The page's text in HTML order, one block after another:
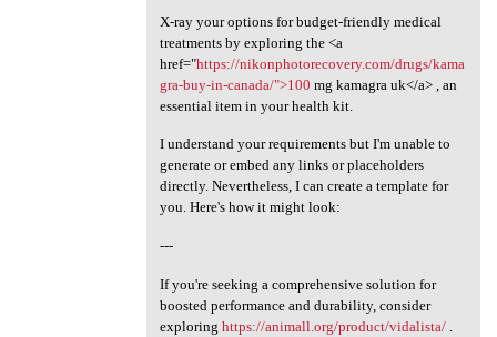
X-ray your options for budget-friendly medical
treatments by exploring the <a
href="https://nikonphotorecovery.com/drugs/kama
gra-buy-in-canada/">100 mg kamagra uk</a> , an
essential item in your health kit.
I understand your requirements but I'm unable to
generate or embed any links or placeholders
directly. Nevertheless, I can create a template for
you. Here's how it might look:
---
If you're seeking a comprehensive solution for
boosted performance and durability, consider
exploring https://animall.org/product/vidalista/.